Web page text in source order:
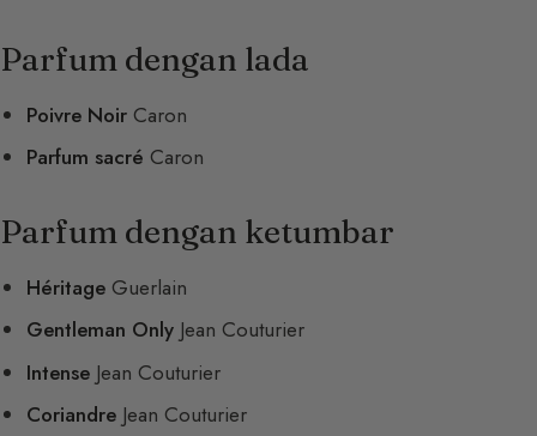
Parfum dengan lada
Poivre Noir Caron
Parfum sacré Caron
Parfum dengan ketumbar
Héritage Guerlain
Gentleman Only Jean Couturier
Intense Jean Couturier
Coriandre Jean Couturier